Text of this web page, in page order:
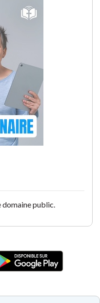
domaine public.